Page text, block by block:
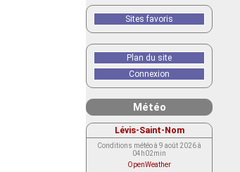
Sites favoris
Plan du site
Connexion
Météo
Lévis-Saint-Nom
Conditions météo à 9 août 2026 à
04h02min
OpenWeather